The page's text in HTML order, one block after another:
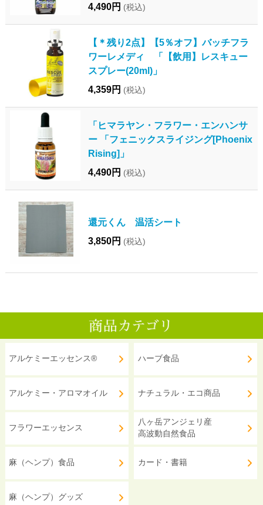
4,490円 (税込)
【＊残り2点】【5％オフ】バッチフラ
ワーレメディ 「【飲用】レスキュー
スプレー(20ml)」
4,359円 (税込)
「ヒマラヤン・フラワー・エンハンサ
ー 「フェニックスライジング[Phoenix
Rising]」
4,490円 (税込)
還元くん 温活シート
3,850円 (税込)
アルケミーエッセンス®
アルケミー・アロマオイル
フラワーエッセンス
麻（ヘンプ）食品
麻（ヘンプ）グッズ
ハーブ食品
ナチュラル・エコ商品
八ヶ岳アンジェリ産
高波動自然食品
カード・書籍